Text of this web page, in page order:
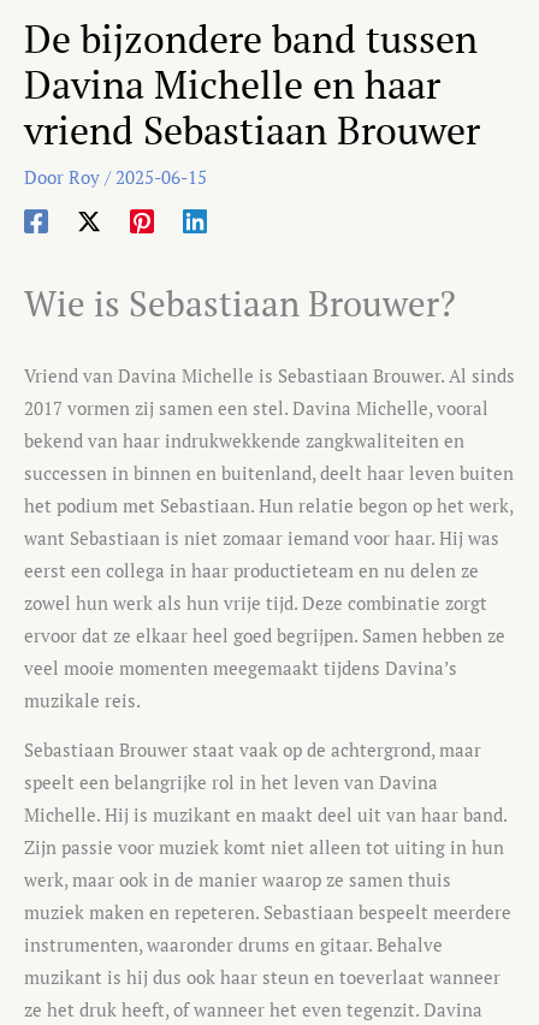
De bijzondere band tussen
Davina Michelle en haar
vriend Sebastiaan Brouwer
Door Roy /2025-06-15
Wie is Sebastiaan Brouwer?
Vriend van Davina Michelle is Sebastiaan Brouwer. Al sinds
2017 vormen zij samen een stel. Davina Michelle, vooral
bekend van haar indrukwekkende zangkwaliteiten en
successen in binnen en buitenland, deelt haar leven buiten
het podium met Sebastiaan. Hun relatie begon op het werk,
want Sebastiaan is niet zomaar iemand voor haar. Hij was
eerst een collega in haar productieteam en nu delen ze
zowel hun werk als hun vrije tijd. Deze combinatie zorgt
ervoor dat ze elkaar heel goed begrijpen. Samen hebben ze
veel mooie momenten meegemaakt tijdens Davina’s
muzikale reis.
Sebastiaan Brouwer staat vaak op de achtergrond, maar
speelt een belangrijke rol in het leven van Davina
Michelle. Hij is muzikant en maakt deel uit van haar band.
Zijn passie voor muziek komt niet alleen tot uiting in hun
werk, maar ook in de manier waarop ze samen thuis
muziek maken en repeteren. Sebastiaan bespeelt meerdere
instrumenten, waaronder drums en gitaar. Behalve
muzikant is hij dus ook haar steun en toeverlaat wanneer
ze het druk heeft, of wanneer het even tegenzit. Davina